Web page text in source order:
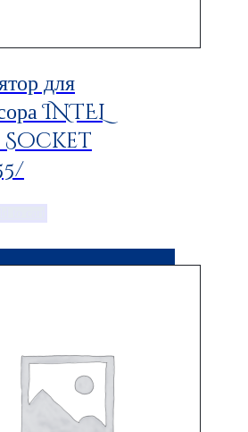
для
INTEL
Socket